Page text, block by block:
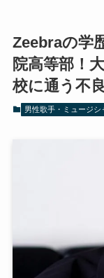
Zeebraの学
院高等部！
校に通う不
男性歌手・ミュージシ